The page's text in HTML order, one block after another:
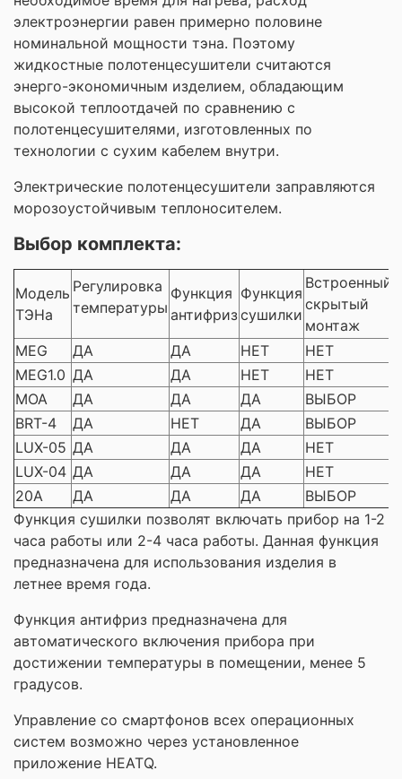
электроэнергии равен примерно половине
номинальной мощности тэна. Поэтому
жидкостные полотенцесушители считаются
энерго-экономичным изделием, обладающим
высокой теплоотдачей по сравнению с
полотенцесушителями, изготовленных по
технологии с сухим кабелем внутри.
Электрические полотенцесушители заправляются
морозоустойчивым теплоносителем.
Выбор комплекта:
Модель
ТЭНа
Регулировка
температуры
Функция
антифриз
Функция
сушилки
Встроенный
скрытый
монтаж
MEG
ДА ДА НЕТ НЕТ
MEG1.0 ДА ДА НЕТ НЕТ
MOA
ДА ДА ДА ВЫБОР
BRT-4
ДА НЕТ ДА ВЫБОР
LUX-05 ДА ДА ДА НЕТ
LUX-04 ДА ДА ДА НЕТ
20A
ДА ДА ДА ВЫБОР
Функция сушилки позволят включать прибор на 1-2
часа работы или 2-4 часа работы. Данная функция
предназначена для использования изделия в
летнее время года.
Функция антифриз предназначена для
автоматического включения прибора при
достижении температуры в помещении, менее 5
градусов.
Управление со смартфонов всех операционных
систем возможно через установленное
приложение HEATQ.